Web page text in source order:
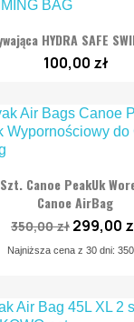
HYDRA SAFE
100,00 zł
Canoe PeakUk
Canoe AirBag
350,00 zł 299,00
Najniższa cena z 30 dni: 350